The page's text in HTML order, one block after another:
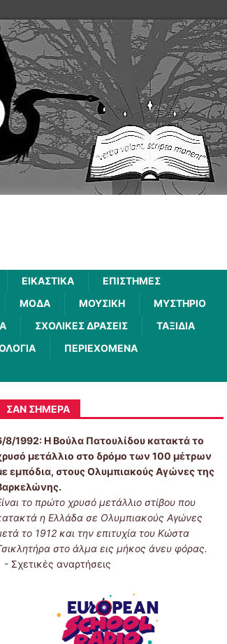
ΕΙΚΑΣΤΙΚΑ
ΕΠΙΣΤΗΜΕΣ
ΜΟΔΑ ΜΟΥΣΙΚΗ
ΜΥΣΤΗΡΙΟ
ΣΧΟΛΙΚΕΣ ΔΡΑΣΕΙΣ
ΤΑΞΙΔΙΑ
ΠΕΡΙΕΧΟΜΕΝΑ
ΣΑΝ ΣΉΜΕΡΑ
8/1992:Η Βούλα Πατουλίδου κατακτά το
μετάλλιο στο δρόμο των 100 μέτρων
εμπόδια, στους Ολυμπιακούς Αγώνες της
το πρώτο χρυσό μετάλλιο στίβου που
η Ελλάδα σε Ολυμπιακούς Αγώνες
το 1912 και την επιτυχία του Κώστα
στο άλμα εις μήκος άνευ φόρας.
- Σχετικές αναρτήσεις